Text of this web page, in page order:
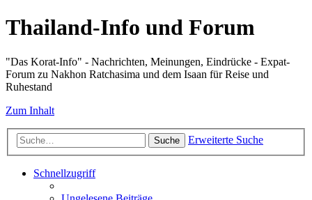
Thailand-Info und Forum
"Das Korat-Info" - Nachrichten, Meinungen, Eindrücke - Expat-
Forum zu Nakhon Ratchasima und dem Isaan für Reise und
Ruhestand
Zum Inhalt
Suche Erweiterte Suche
Schnellzugriff